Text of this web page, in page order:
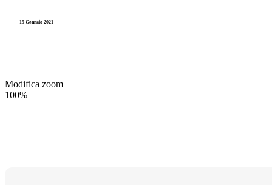
19 Gennaio 2021
Modifica zoom
100%